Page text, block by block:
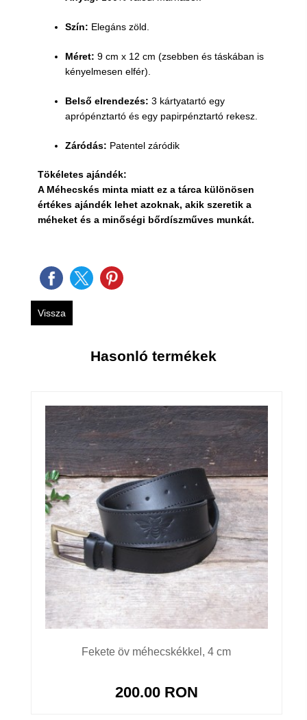
Szín: Elegáns zöld.
Méret: 9 cm x 12 cm (zsebben és táskában is
kényelmesen elfér).
Belső elrendezés: 3 kártyatartó egy
aprópénztartó és egy papirpénztartó rekesz.
Záródás: Patentel záródik
Tökéletes ajándék:
A Méhecskés minta miatt ez a tárca különösen
értékes ajándék lehet azoknak, akik szeretik a
méheket és a minőségi bőrdíszműves munkát.
Vissza
Hasonló termékek
Fekete öv méhecskékkel, 4 cm
200.00 RON